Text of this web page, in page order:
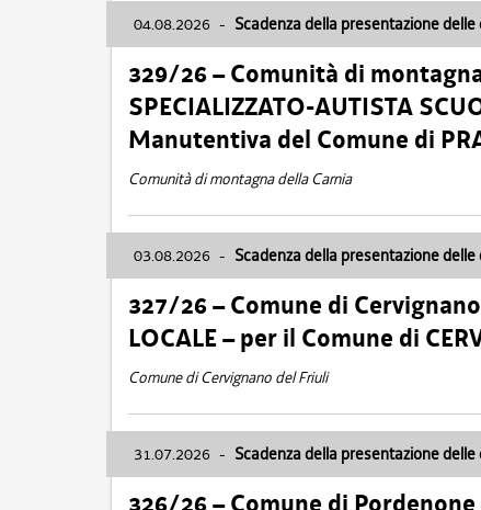
04.08.2026 - Scadenza della presentazione
329/26 – Comunità di
SPECIALIZZATO-AUTISTA
Manutentiva del Comune di
Comunità di montagna della Carnia
03.08.2026 - Scadenza della presentazione
327/26 – Comune di
LOCALE – per il Comune di
Comune di Cervignano del Friuli
31.07.2026 - Scadenza della presentazione